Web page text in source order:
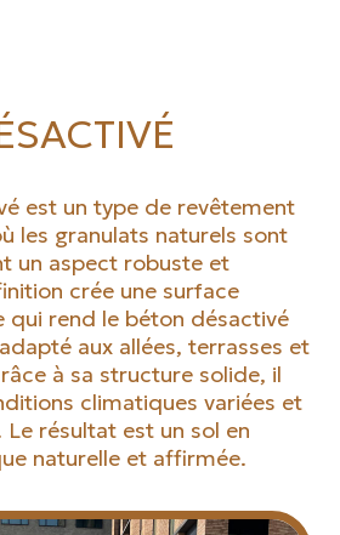
est un type de revêtement
les granulats naturels sont
un aspect robuste et
crée une surface
qui rend le béton désactivé
aux allées, terrasses et
à sa structure solide, il
climatiques variées et
Le résultat est un sol en
naturelle et affirmée.